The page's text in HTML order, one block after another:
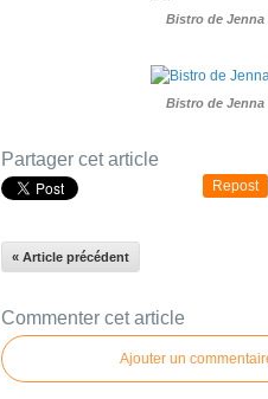
Bistro de
Bistro de
Partager cet article
Repost
« Article précédent
Commenter cet article
Ajouter un